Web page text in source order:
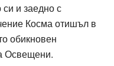
си и заедно с
Косма отишъл в
обикновен
Освещени.